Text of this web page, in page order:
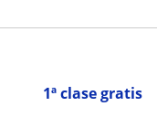
1ª clase gratis